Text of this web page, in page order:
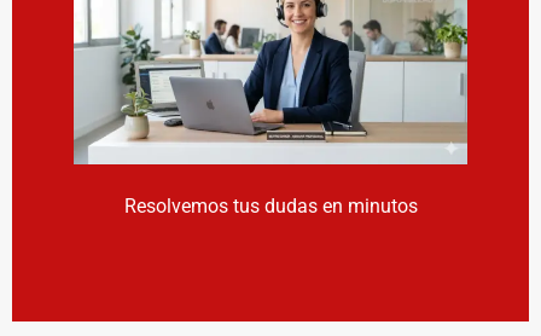
Resolvemos tus dudas en minutos